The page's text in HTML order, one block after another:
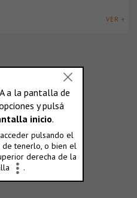
VER +